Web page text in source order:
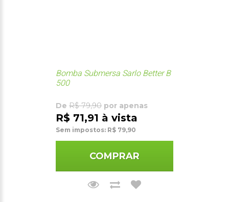
Bomba Submersa Sarlo Better B
500
De R$ 79,90 por apenas
R$ 71,91 à vista
Sem impostos: R$ 79,90
COMPRAR